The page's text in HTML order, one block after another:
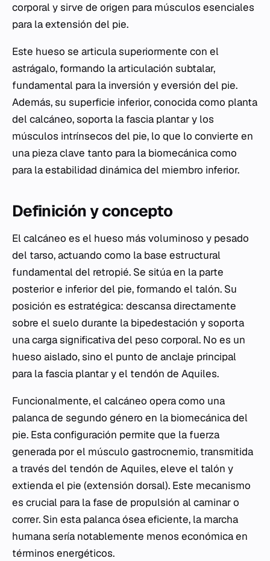
corporal y sirve de origen para músculos esenciales
para la extensión del pie.
Este hueso se articula superiormente con el
astrágalo, formando la articulación subtalar,
fundamental para la inversión y eversión del pie.
Además, su superficie inferior, conocida como planta
del calcáneo, soporta la fascia plantar y los
músculos intrínsecos del pie, lo que lo convierte en
una pieza clave tanto para la biomecánica como
para la estabilidad dinámica del miembro inferior.
Definición y concepto
El calcáneo es el hueso más voluminoso y pesado
del tarso, actuando como la base estructural
fundamental del retropié. Se sitúa en la parte
posterior e inferior del pie, formando el talón. Su
posición es estratégica: descansa directamente
sobre el suelo durante la bipedestación y soporta
una carga significativa del peso corporal. No es un
hueso aislado, sino el punto de anclaje principal
para la fascia plantar y el tendón de Aquiles.
Funcionalmente, el calcáneo opera como una
palanca de segundo género en la biomecánica del
pie. Esta configuración permite que la fuerza
generada por el músculo gastrocnemio, transmitida
a través del tendón de Aquiles, eleve el talón y
extienda el pie (extensión dorsal). Este mecanismo
es crucial para la fase de propulsión al caminar o
correr. Sin esta palanca ósea eficiente, la marcha
humana sería notablemente menos económica en
términos energéticos.